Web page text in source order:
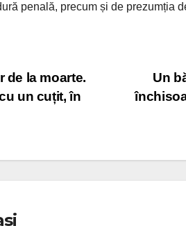
penală, precum și de prezumția
Un
de la moarte.
un cuțit, în